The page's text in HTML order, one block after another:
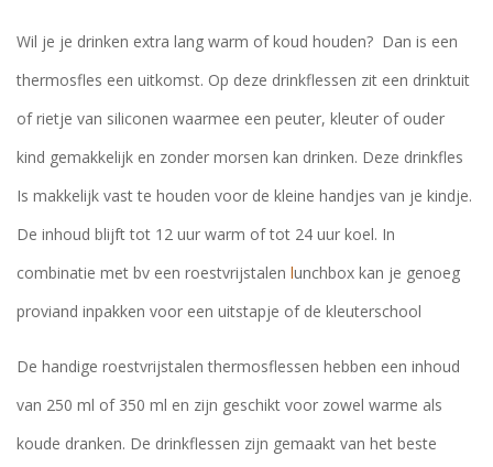
Wil je je drinken extra lang warm of koud houden? Dan is een
thermosfles een uitkomst. Op deze drinkflessen zit een drinktuit
of rietje van siliconen waarmee een peuter, kleuter of ouder
kind gemakkelijk en zonder morsen kan drinken. Deze drinkfles
Is makkelijk vast te houden voor de kleine handjes van je kindje.
De inhoud blijft tot 12 uur warm of tot 24 uur koel. In
combinatie met bv een roestvrijstalen lunchbox kan je genoeg
proviand inpakken voor een uitstapje of de kleuterschool
De handige roestvrijstalen thermosflessen hebben een inhoud
van 250 ml of 350 ml en zijn geschikt voor zowel warme als
koude dranken. De drinkflessen zijn gemaakt van het beste